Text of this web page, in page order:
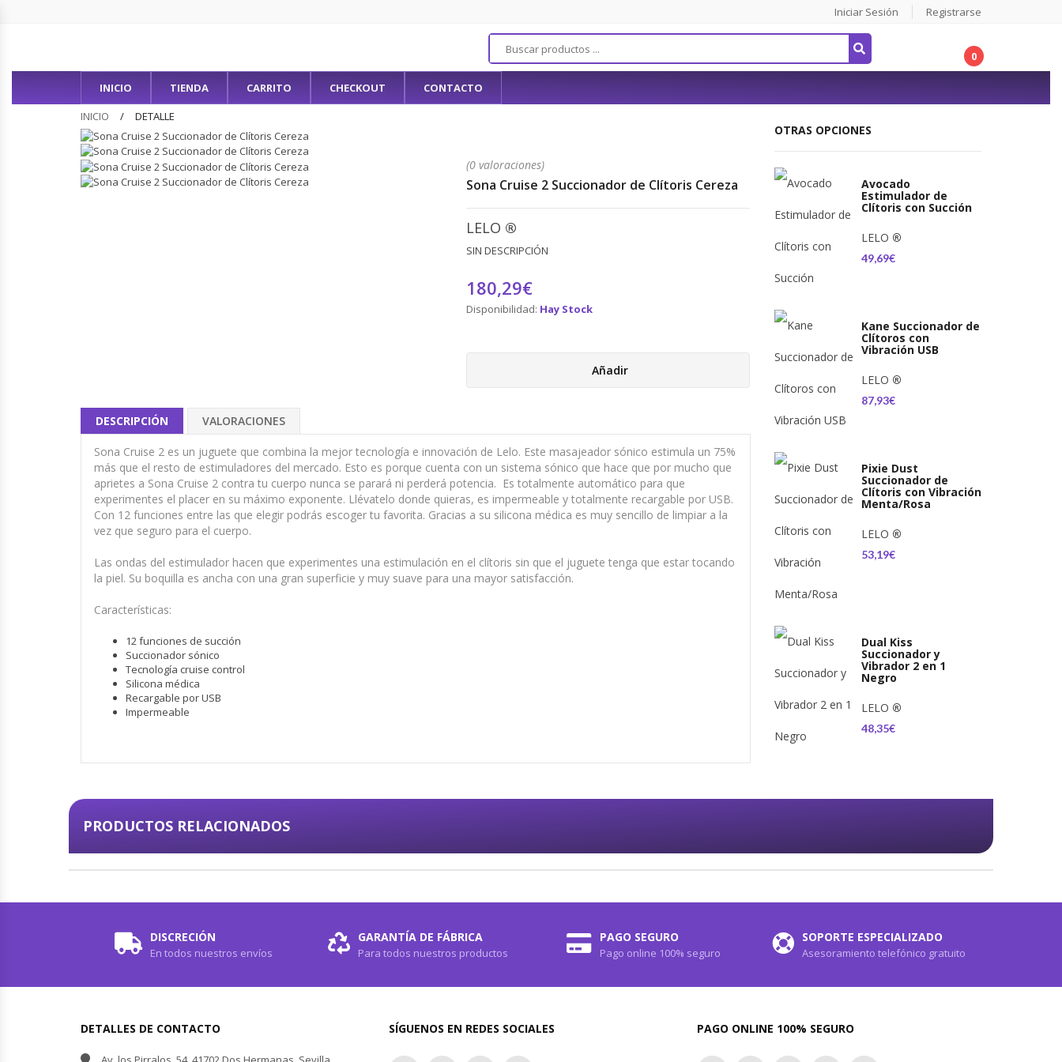
Iniciar Sesión Registrarse
0
INICIO TIENDA CARRITO CHECKOUT
CONTACTO
INICIO
DETALLE
(0 valoraciones)
Sona Cruise 2 Succionador de Clítoris Cereza
LELO ®
SIN DESCRIPCIÓN
180,29€
Disponibilidad: Hay Stock
Añadir
DESCRIPCIÓN VALORACIONES
Sona Cruise 2 es un juguete que combina la mejor tecnología e innovación de Lelo. Este masajeador sónico estimula un 75%
más que el resto de estimuladores del mercado. Esto es porque cuenta con un sistema sónico que hace que por mucho que
aprietes a Sona Cruise 2 contra tu cuerpo nunca se parará ni perderá potencia. Es totalmente automático para que
experimentes el placer en su máximo exponente. Llévatelo donde quieras, es impermeable y totalmente recargable por USB.
Con 12 funciones entre las que elegir podrás escoger tu favorita. Gracias a su silicona médica es muy sencillo de limpiar a la
vez que seguro para el cuerpo.
Las ondas del estimulador hacen que experimentes una estimulación en el clítoris sin que el juguete tenga que estar tocando
la piel. Su boquilla es ancha con una gran superficie y muy suave para una mayor satisfacción.
Características:
12 funciones de succión
Succionador sónico
Tecnología cruise control
Silicona médica
Recargable por USB
Impermeable
OTRAS OPCIONES
Avocado
Estimulador de
Clítoris con Succión
LELO ®
49,69€
Kane Succionador de
Clítoros con
Vibración USB
LELO ®
87,93€
Pixie Dust
Succionador de
Clítoris con Vibración
Menta/Rosa
LELO ®
53,19€
Dual Kiss
Succionador y
Vibrador 2 en 1
Negro
LELO ®
48,35€
PRODUCTOS RELACIONADOS
DISCRECIÓN
En todos nuestros envíos
GARANTÍA DE FÁBRICA
Para todos nuestros productos
PAGO SEGURO
Pago online 100% seguro
SOPORTE ESPECIALIZADO
Asesoramiento telefónico gratuito
DETALLES DE CONTACTO SÍGUENOS EN REDES SOCIALES PAGO ONLINE 100% SEGURO